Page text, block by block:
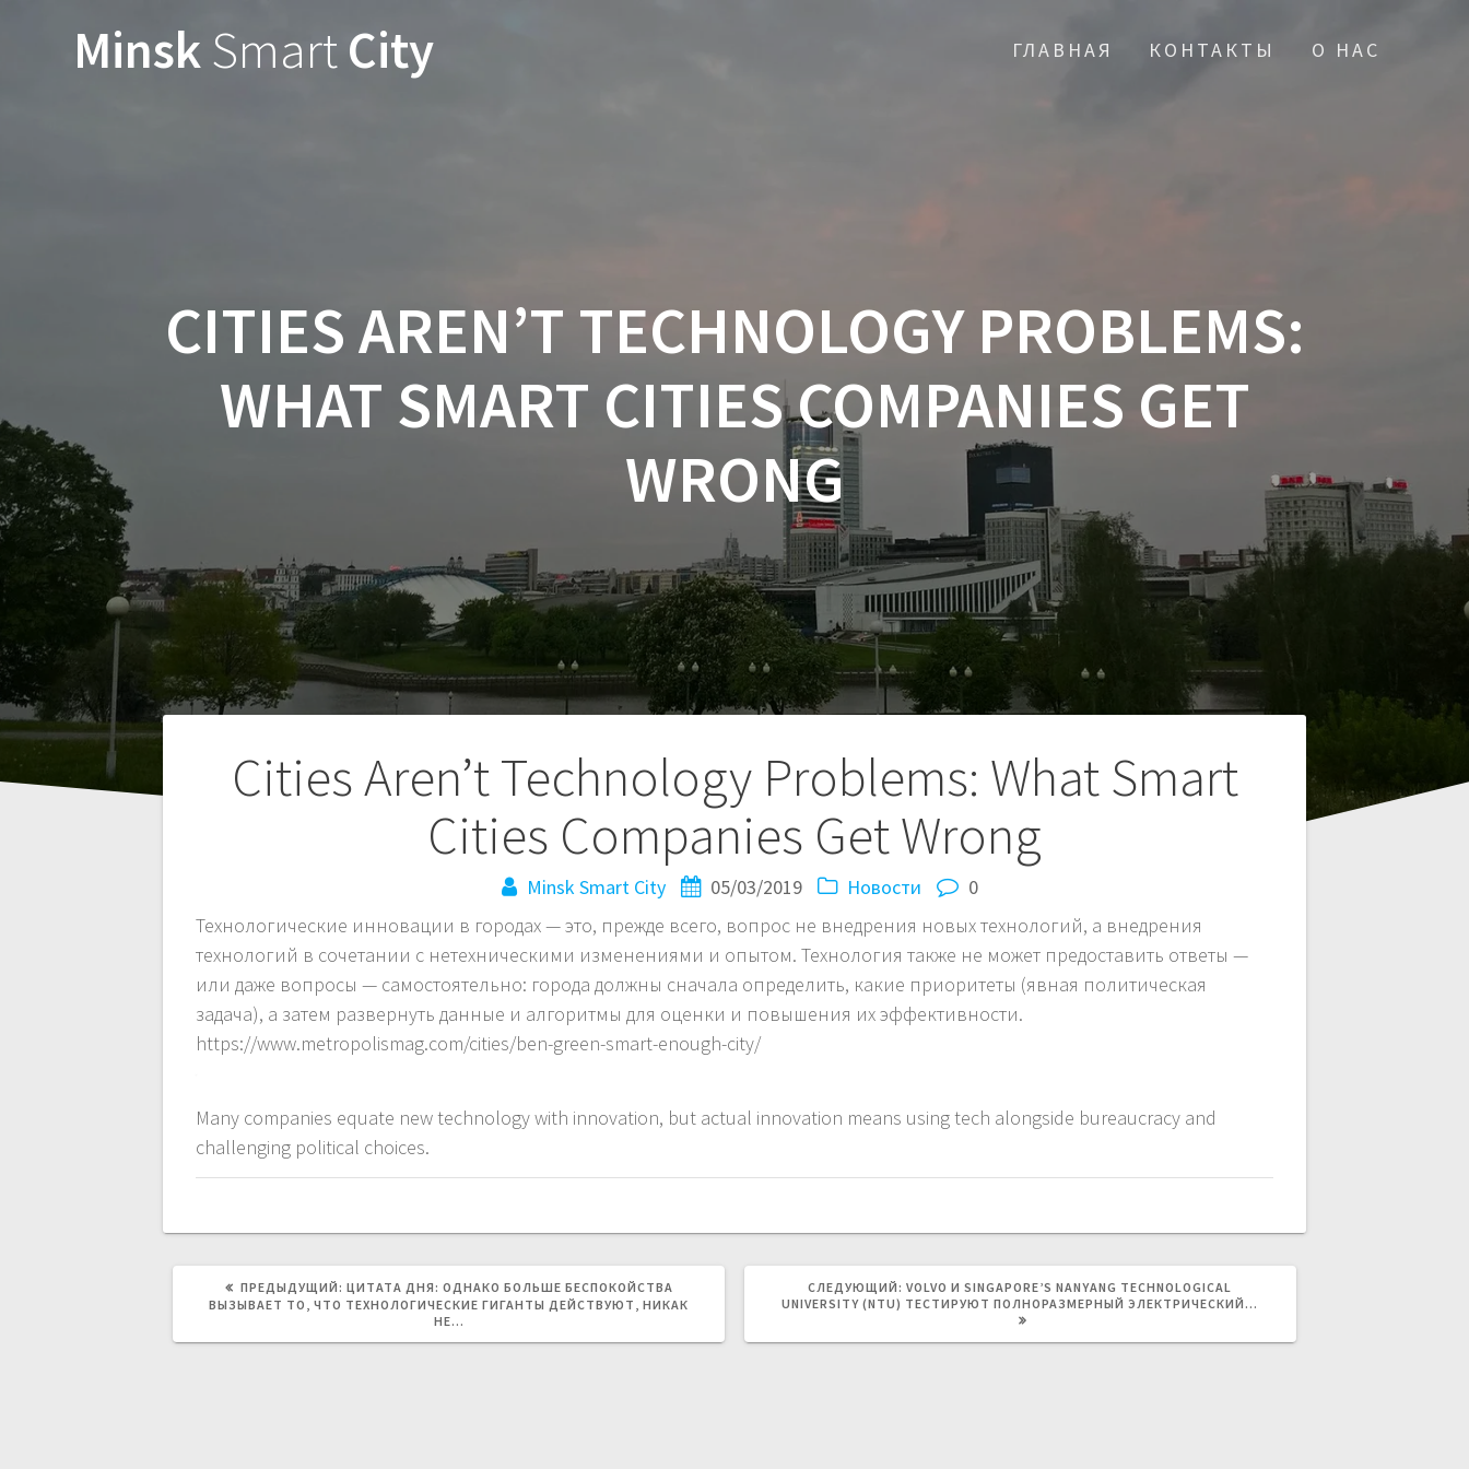
MinskSmartCity ГЛАВНАЯ КОНТАКТЫ О НАС
CITIES AREN’T TECHNOLOGY PROBLEMS:
WHAT SMART CITIES COMPANIES GET
WRONG
Cities Aren’t Technology Problems: What Smart
Cities Companies Get Wrong
Minsk Smart City 05/03/2019 Новости
0
Технологические инновации в городах — это, прежде всего, вопрос не внедрения новых технологий, а внедрения
технологий в сочетании с нетехническими изменениями и опытом. Технология также не может предоставить ответы —
или даже вопросы — самостоятельно: города должны сначала определить, какие приоритеты (явная политическая
задача), а затем развернуть данные и алгоритмы для оценки и повышения их эффективности.
https://www.metropolismag.com/cities/ben-green-smart-enough-city/
Many companies equate new technology with innovation, but actual innovation means using tech alongside bureaucracy and
challenging political choices.
Навигация
ПРЕДЫДУЩИЙ: ПРЕДЫДУЩАЯ
ЗАПИСЬ:
ЦИТАТА ДНЯ: ОДНАКО БОЛЬШЕ БЕСПОКОЙСТВА
ВЫЗЫВАЕТ ТО, ЧТО ТЕХНОЛОГИЧЕСКИЕ ГИГАНТЫ ДЕЙСТВУЮТ, НИКАК
НЕ…
СЛЕДУЮЩИЙ: СЛЕДУЮЩАЯ
ЗАПИСЬ:
VOLVO И SINGAPORE’S NANYANG TECHNOLOGICAL
UNIVERSITY (NTU) ТЕСТИРУЮТ ПОЛНОРАЗМЕРНЫЙ ЭЛЕКТРИЧЕСКИЙ…